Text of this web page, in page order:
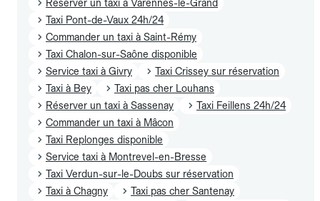
Réserver un taxi à Varennes-le-Grand
Taxi Pont-de-Vaux 24h/24
Commander un taxi à Saint-Rémy
Taxi Chalon-sur-Saône disponible
Service taxi à Givry
Taxi Crissey sur réservation
Taxi à Bey
Taxi pas cher Louhans
Réserver un taxi à Sassenay
Taxi Feillens 24h/24
Commander un taxi à Mâcon
Taxi Replonges disponible
Service taxi à Montrevel-en-Bresse
Taxi Verdun-sur-le-Doubs sur réservation
Taxi à Chagny
Taxi pas cher Santenay